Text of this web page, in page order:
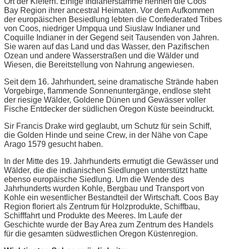
Bay Region ihrer ancestral Heimaten. Vor dem Aufkommen
der europäischen Besiedlung lebten die Confederated Tribes
von Coos, niedriger Umpqua und Siuslaw Indianer und
Coquille Indianer in der Gegend seit Tausenden von Jahren.
Sie waren auf das Land und das Wasser, den Pazifischen
Ozean und andere Wasserstraßen und die Wälder und
Wiesen, die Bereitstellung von Nahrung angewiesen.
Seit dem 16. Jahrhundert, seine dramatische Strände haben
Vorgebirge, flammende Sonnenuntergänge, endlose steht
der riesige Wälder, Goldene Dünen und Gewässer voller
Fische Entdecker der südlichen Oregon Küste beeindruckt.
Sir Francis Drake wird geglaubt, um Schutz für sein Schiff,
die Golden Hinde und seine Crew, in der Nähe von Cape
Arago 1579 gesucht haben.
In der Mitte des 19. Jahrhunderts ermutigt die Gewässer und
Wälder, die die indianischen Siedlungen unterstützt hatte
ebenso europäische Siedlung. Um die Wende des
Jahrhunderts wurden Kohle, Bergbau und Transport von
Kohle ein wesentlicher Bestandteil der Wirtschaft. Coos Bay
Region floriert als Zentrum für Holzprodukte, Schiffbau,
Schifffahrt und Produkte des Meeres. Im Laufe der
Geschichte wurde der Bay Area zum Zentrum des Handels
für die gesamten südwestlichen Oregon Küstenregion.